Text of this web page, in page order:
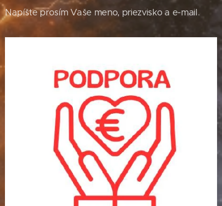
Napíšte prosím Vaše meno, priezvisko a e-mail.